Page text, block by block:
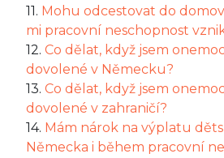
11. Mohu odcestovat do
mi pracovní neschopnost
12. Co dělat, když jsem
dovolené v Německu?
13. Co dělat, když jsem
dovolené v zahraničí?
14. Mám nárok na výplatu
Německa i během pracovní